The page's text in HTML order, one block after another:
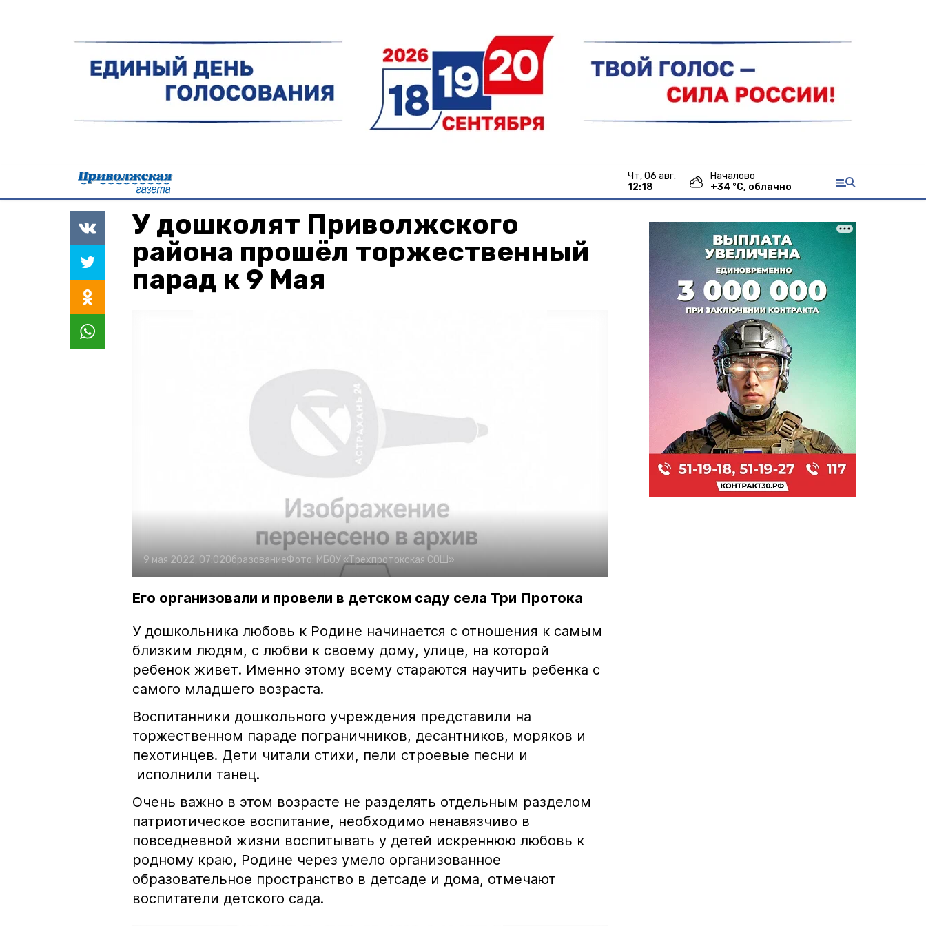
чт, 06 авг.
12:18
Началово
+34 °С, облачно
У дошколят Приволжского
района прошёл торжественный
парад к 9 Мая
9 мая 2022, 07:02ОбразованиеФото: МБОУ «Трехпротокская СОШ»
Его организовали и провели в детском саду села Три Протока
У дошкольника любовь к Родине начинается с отношения к самым
близким людям, с любви к своему дому, улице, на которой
ребенок живет. Именно этому всему стараются научить ребенка с
самого младшего возраста.
Воспитанники дошкольного учреждения представили на
торжественном параде пограничников, десантников, моряков и
пехотинцев. Дети читали стихи, пели строевые песни и
исполнили танец.
Очень важно в этом возрасте не разделять отдельным разделом
патриотическое воспитание, необходимо ненавязчиво в
повседневной жизни воспитывать у детей искреннюю любовь к
родному краю, Родине через умело организованное
образовательное пространство в детсаде и дома, отмечают
воспитатели детского сада.